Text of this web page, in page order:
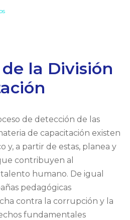
la División
de detección de las
de capacitación existen
y, a partir de estas, planea y
contribuyen al
humano. De igual
pedagógicas
contra la corrupción y la
fundamentales